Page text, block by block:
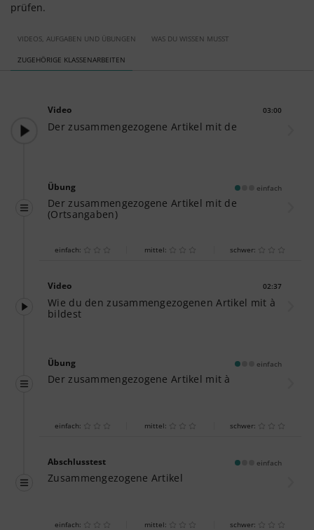
prüfen.
VIDEOS, AUFGABEN UND ÜBUNGEN WAS DU WISSEN MUSST
ZUGEHÖRIGE KLASSENARBEITEN
Video 03:00
Der zusammengezogene Artikel mit de
Übung einfach
Der zusammengezogene Artikel mit de
(Ortsangaben)
einfach: mittel: schwer:
Video 02:37
Wie du den zusammengezogenen Artikel mit à
bildest
Übung einfach
Der zusammengezogene Artikel mit à
einfach: mittel: schwer:
Abschlusstest einfach
Zusammengezogene Artikel
einfach: mittel: schwer: